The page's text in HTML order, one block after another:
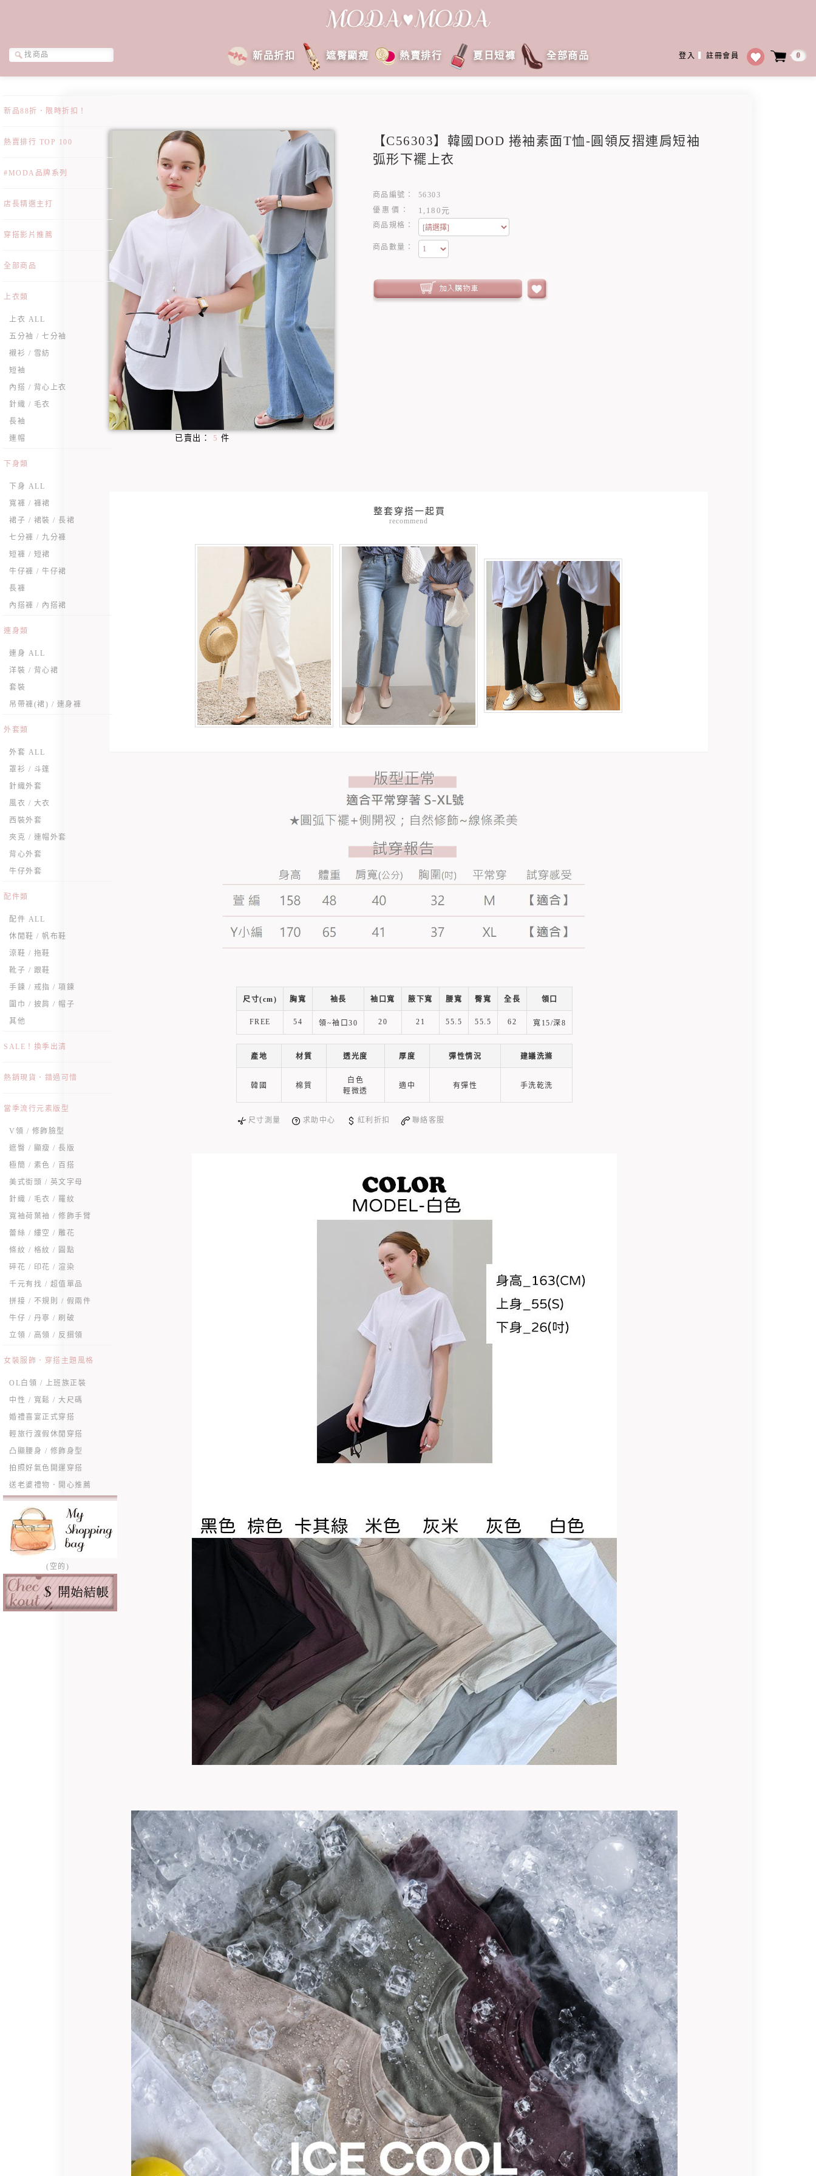
登入 註冊會員 0
新品折扣 遮臀顯瘦 熱賣排行 夏日短褲 全部商品
新品88折．限時折扣！
熱賣排行 TOP 100
#MODA品牌系列
店長精選主打
穿搭影片推薦
全部商品
上衣類
上衣 ALL
五分袖 / 七分袖
襯衫 / 雪紡
短袖
內搭 / 背心上衣
針織 / 毛衣
長袖
連帽
下身類
下身 ALL
寬褲 / 褲裙
裙子 / 裙裝 / 長裙
七分褲 / 九分褲
短褲 / 短裙
牛仔褲 / 牛仔裙
長褲
內搭褲 / 內搭裙
連身類
連身 ALL
洋裝 / 背心裙
套裝
吊帶褲(裙) / 連身褲
外套類
外套 ALL
罩衫 / 斗篷
針織外套
風衣 / 大衣
西裝外套
夾克 / 連帽外套
背心外套
牛仔外套
配件類
配件 ALL
休閒鞋 / 帆布鞋
涼鞋 / 拖鞋
靴子 / 跟鞋
手鍊 / 戒指 / 項鍊
圍巾 / 披肩 / 帽子
其他
SALE！換季出清
熱銷現貨．錯過可惜
當季流行元素版型
V領 / 修飾臉型
遮臀 / 顯瘦 / 長版
極簡 / 素色 / 百搭
美式街頭 / 英文字母
針織 / 毛衣 / 羅紋
寬袖荷葉袖 / 修飾手臂
蕾絲 / 縷空 / 雕花
條紋 / 格紋 / 圓點
碎花 / 印花 / 渲染
千元有找 / 超值單品
拼接 / 不規則 / 假兩件
牛仔 / 丹寧 / 刷破
立領 / 高領 / 反摺領
女裝服飾．穿搭主題風格
OL白領 / 上班族正裝
中性 / 寬鬆 / 大尺碼
婚禮喜宴正式穿搭
輕旅行渡假休閒穿搭
凸顯腰身 / 修飾身型
拍照好氣色開運穿搭
送老婆禮物．開心推薦
(空的)
已賣出： 5 件
【C56303】韓國DOD 捲袖素面T恤-圓領反摺連肩短袖
弧形下襬上衣
商品編號：
56303
優惠價：
1,180元
商品規格：
商品數量：
recommend
尺寸(cm) 胸寬 袖長 袖口寬 腋下寬 腰寬 臀寬 全長 領口
FREE 54 領~袖口30 20 21 55.5 55.5 62 寬15/深8
產地 材質 透光度 厚度 彈性情況 建議洗滌
韓國 棉質
白色
輕微透
適中 有彈性 手洗乾洗
尺寸測量 求助中心 紅利折扣 聯絡客服